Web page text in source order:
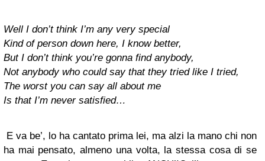
Well I don’t think I’m any very special
Kind of person down here, I know better,
But I don’t think you’re gonna find anybody,
Not anybody who could say that they tried like I tried,
The worst you can say all about me
Is that I’m never satisfied…
E va be’, lo ha cantato prima lei, ma alzi la mano chi non
ha mai pensato, almeno una volta, la stessa cosa di se